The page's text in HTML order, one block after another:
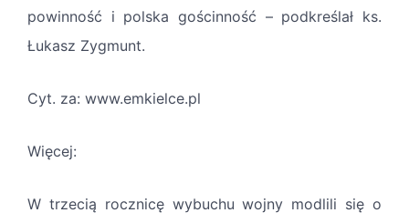
powinność i polska gościnność – podkreślał ks.
Łukasz Zygmunt.
Cyt. za: www.emkielce.pl
Więcej:
W trzecią rocznicę wybuchu wojny modlili się o